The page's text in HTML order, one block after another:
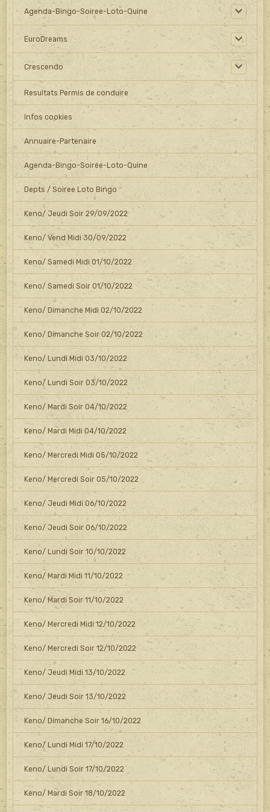
Agenda-Bingo-Soiree-Loto-Quine
EuroDreams
Crescendo
Resultats Permis de conduire
Infos cookies
Annuaire-Partenaire
Agenda-Bingo-Soirée-Loto-Quine
Depts / Soiree Loto Bingo
Keno/ Jeudi Soir 29/09/2022
Keno/ Vend Midi 30/09/2022
Keno/ Samedi Midi 01/10/2022
Keno/ Samedi Soir 01/10/2022
Keno/ Dimanche Midi 02/10/2022
Keno/ Dimanche Soir 02/10/2022
Keno/ Lundi Midi 03/10/2022
Keno/ Lundi Soir 03/10/2022
Keno/ Mardi Soir 04/10/2022
Keno/ Mardi Midi 04/10/2022
Keno/ Mercredi Midi 05/10/2022
Keno/ Mercredi Soir 05/10/2022
Keno/ Jeudi Midi 06/10/2022
Keno/ Jeudi Soir 06/10/2022
Keno/ Lundi Soir 10/10/2022
Keno/ Mardi Midi 11/10/2022
Keno/ Mardi Soir 11/10/2022
Keno/ Mercredi Midi 12/10/2022
Keno/ Mercredi Soir 12/10/2022
Keno/ Jeudi Midi 13/10/2022
Keno/ Jeudi Soir 13/10/2022
Keno/ Dimanche Soir 16/10/2022
Keno/ Lundi Midi 17/10/2022
Keno/ Lundi Soir 17/10/2022
Keno/ Mardi Soir 18/10/2022